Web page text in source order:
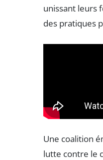
unissant leurs
des pratiques
Une coalition
lutte contre le